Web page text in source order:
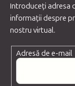
Introduceţi adresa
informaţii despre
nostru virtual.
Adresă de e-mail